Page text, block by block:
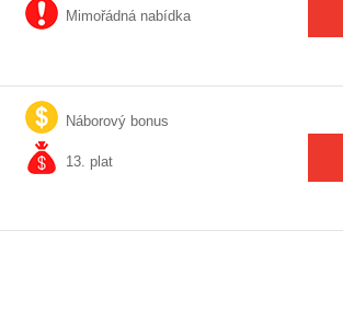
Mimořádná nabídka
Náborový bonus
13. plat